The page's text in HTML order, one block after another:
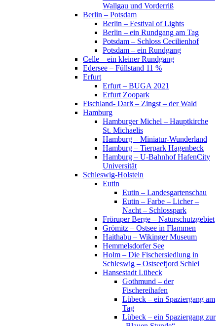
Wallgau und Vorderriß
Berlin – Potsdam
Berlin – Festival of Lights
Berlin – ein Rundgang am Tag
Potsdam – Schloss Cecilienhof
Potsdam – ein Rundgang
Celle – ein kleiner Rundgang
Edersee – Füllstand 11 %
Erfurt
Erfurt – BUGA 2021
Erfurt Zoopark
Fischland- Darß – Zingst – der Wald
Hamburg
Hamburger Michel – Hauptkirche
St. Michaelis
Hamburg – Miniatur-Wunderland
Hamburg – Tierpark Hagenbeck
Hamburg – U-Bahnhof HafenCity
Universität
Schleswig-Holstein
Eutin
Eutin – Landesgartenschau
Eutin – Farbe – Licher –
Nacht – Schlosspark
Fröruper Berge – Naturschutzgebiet
Grömitz – Ostsee in Flammen
Haithabu – Wikinger Museum
Hemmelsdorfer See
Holm – Die Fischersiedlung in
Schleswig – Ostseefjord Schlei
Hansestadt Lübeck
Gothmund – der
Fischereihafen
Lübeck – ein Spaziergang am
Tag
Lübeck – ein Spaziergang zur